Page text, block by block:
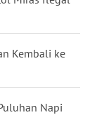
Kembali ke
Napi